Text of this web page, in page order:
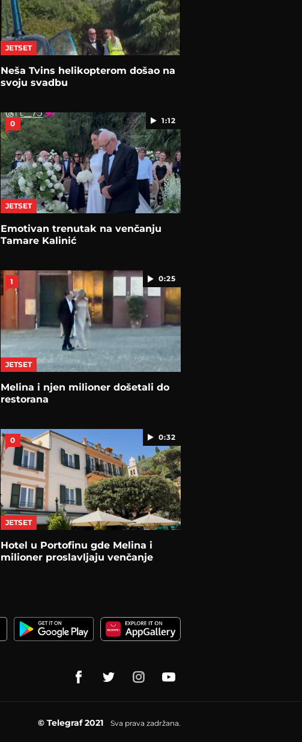
JETSET
Neša Tvins helikopterom došao na
svoju svadbu
1:12
0
JETSET
Emotivan trenutak na venčanju
Tamare Kalinić
0:25
1
JETSET
Melina i njen milioner došetali do
restorana
0:32
0
JETSET
Hotel u Portofinu gde Melina i
milioner proslavljaju venčanje
© Telegraf 2021 Sva prava zadržana.